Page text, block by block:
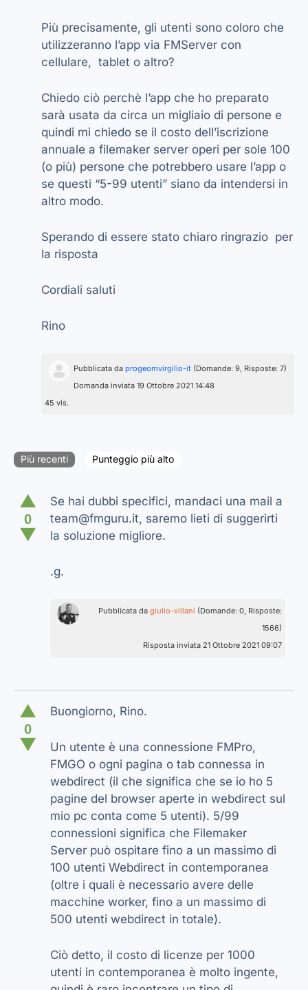
Più precisamente, gli utenti sono coloro che
utilizzeranno l’app via FMServer con
cellulare, tablet o altro?
Chiedo ciò perchè l’app che ho preparato
sarà usata da circa un migliaio di persone e
quindi mi chiedo se il costo dell’iscrizione
annuale a filemaker server operi per sole 100
(o più) persone che potrebbero usare l’app o
se questi “5-99 utenti” siano da intendersi in
altro modo.
Sperando di essere stato chiaro ringrazio per
la risposta
Cordiali saluti
Rino
Pubblicata da progeomvirgilio-it (Domande: 9, Risposte: 7)
Domanda inviata 19 Ottobre 2021 14:48
45 vis.
Più recenti Punteggio più alto
▲
0
▼
Se hai dubbi specifici, mandaci una mail a
team@fmguru.it, saremo lieti di suggerirti
la soluzione migliore.
.g.
Pubblicata da giulio-villani (Domande: 0, Risposte:
1566)
Risposta inviata 21 Ottobre 2021 09:07
▲
0
▼
Buongiorno, Rino.
Un utente è una connessione FMPro,
FMGO o ogni pagina o tab connessa in
webdirect (il che significa che se io ho 5
pagine del browser aperte in webdirect sul
mio pc conta come 5 utenti). 5/99
connessioni significa che Filemaker
Server può ospitare fino a un massimo di
100 utenti Webdirect in contemporanea
(oltre i quali è necessario avere delle
macchine worker, fino a un massimo di
500 utenti webdirect in totale).
Ciò detto, il costo di licenze per 1000
utenti in contemporanea è molto ingente,